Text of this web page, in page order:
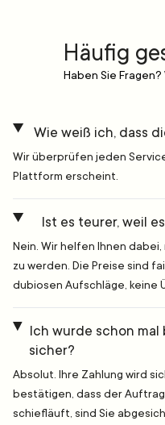
Häufig
Haben Sie
Wie weiß ich, dass
Wir überprüfen jeden
Plattform erscheint.
Ist es teurer, weil
Nein. Wir helfen Ihnen
zu werden. Die Preise sind
dubiosen Aufschläge, keine
Ich wurde schon
sicher?
Absolut. Ihre Zahlung wird
bestätigen, dass der
schiefläuft, sind Sie